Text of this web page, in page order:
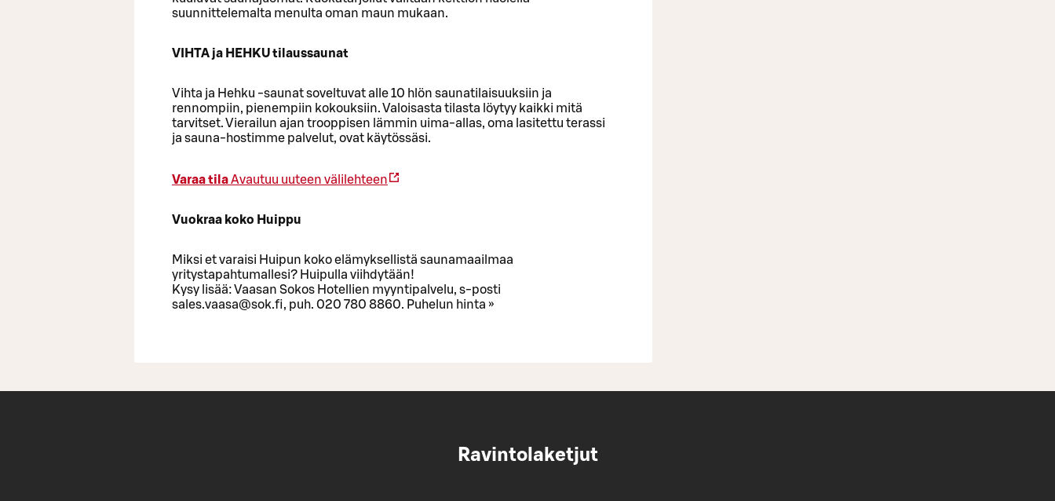
suunnittelemalta menulta oman maun mukaan.
VIHTA ja HEHKU tilaussaunat
Vihta ja Hehku -saunat soveltuvat alle 10 hlön saunatilaisuuksiin ja
rennompiin, pienempiin kokouksiin. Valoisasta tilasta löytyy kaikki mitä
tarvitset. Vierailun ajan trooppisen lämmin uima-allas, oma lasitettu terassi
ja sauna-hostimme palvelut, ovat käytössäsi.
Varaa tilaAvautuu uuteen välilehteen
Vuokraa koko Huippu
Miksi et varaisi Huipun koko elämyksellistä saunamaailmaa
yritystapahtumallesi? Huipulla viihdytään!
Kysy lisää: Vaasan Sokos Hotellien myyntipalvelu, s-posti
sales.vaasa@sok.fi, puh. 020 780 8860. Puhelun hinta »
Ravintolaketjut